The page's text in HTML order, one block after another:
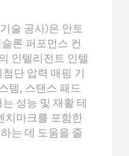
술 공사)은 안토
론 퍼포먼스 컨
인텔리전트 인텔
단 압력 매핑 기
템, 스탠스 패드
성능 및 재활 테
치마크를 포함한
는 데 도움을 줄